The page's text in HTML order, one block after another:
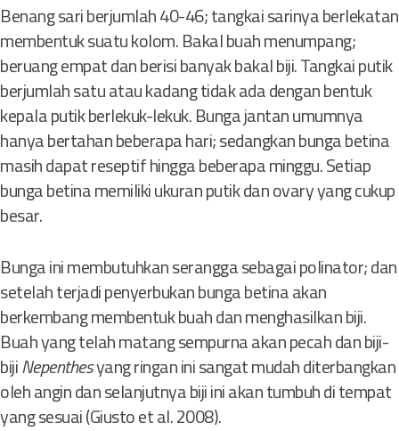
Benang sari berjumlah 40-46; tangkai sarinya berlekatan
membentuk suatu kolom. Bakal buah menumpang;
beruang empat dan berisi banyak bakal biji. Tangkai putik
berjumlah satu atau kadang tidak ada dengan bentuk
kepala putik berlekuk-lekuk. Bunga jantan umumnya
hanya bertahan beberapa hari; sedangkan bunga betina
masih dapat reseptif hingga beberapa minggu. Setiap
bunga betina memiliki ukuran putik dan ovary yang cukup
besar.
Bunga ini membutuhkan serangga sebagai polinator; dan
setelah terjadi penyerbukan bunga betina akan
berkembang membentuk buah dan menghasilkan biji.
Buah yang telah matang sempurna akan pecah dan biji-
bijiNepenthesyang ringan ini sangat mudah diterbangkan
oleh angin dan selanjutnya biji ini akan tumbuh di tempat
yang sesuai (Giusto et al. 2008).